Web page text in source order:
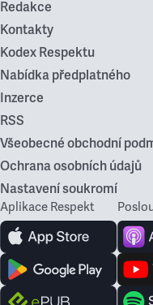
Redakce
Kontakty
Kodex Respektu
Nabídka předplatného
Inzerce
RSS
Všeobecné obchodní
Ochrana osobních údajů
Nastavení soukromí
Aplikace Respekt